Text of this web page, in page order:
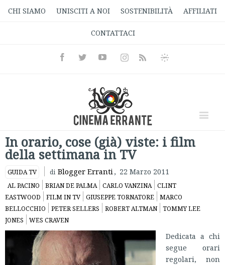
CHI SIAMO UNISCITI A NOI SOSTENIBILITÀ AFFILIATI
CONTATTACI
FacebookTwitterYoutubeInstagramRss
Informativa
In orario, cose (già) viste: i film
della settimana in TV
GUIDA TV di Blogger Erranti, 22 Marzo 2011
AL PACINO BRIAN DE PALMA CARLO VANZINA
CLINT
EASTWOOD
FILM IN TV GIUSEPPE TORNATORE
MARCO
BELLOCCHIO
PETER SELLERS ROBERT ALTMAN
TOMMY LEE
JONES
WES CRAVEN
Dedicata a chi
segue orari
regolari, non